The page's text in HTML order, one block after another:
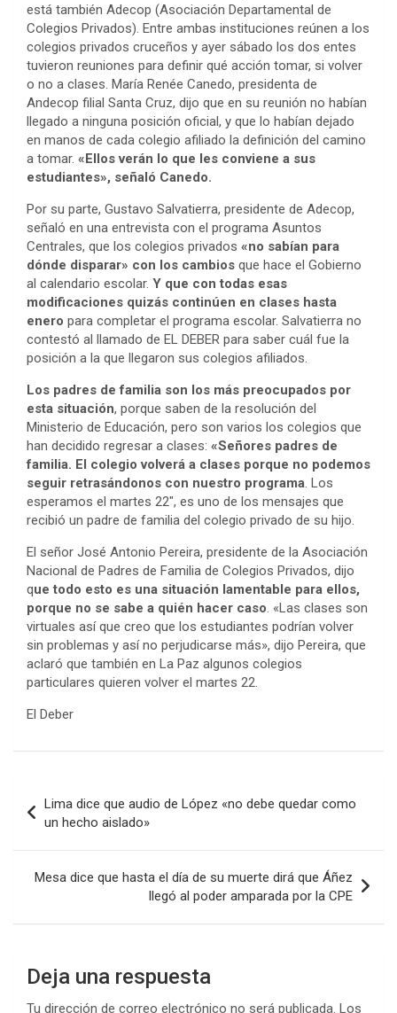
está también Adecop (Asociación Departamental de
Colegios Privados). Entre ambas instituciones reúnen a los
colegios privados cruceños y ayer sábado los dos entes
tuvieron reuniones para definir qué acción tomar, si volver
o no a clases. María Renée Canedo, presidenta de
Andecop filial Santa Cruz, dijo que en su reunión no habían
llegado a ninguna posición oficial, y que lo habían dejado
en manos de cada colegio afiliado la definición del camino
a tomar. «Ellos verán lo que les conviene a sus
estudiantes», señaló Canedo.
Por su parte, Gustavo Salvatierra, presidente de Adecop,
señaló en una entrevista con el programa Asuntos
Centrales, que los colegios privados «no sabían para
dónde disparar» con los cambios que hace el Gobierno
al calendario escolar. Y que con todas esas
modificaciones quizás continúen en clases hasta
enero para completar el programa escolar. Salvatierra no
contestó al llamado de EL DEBER para saber cuál fue la
posición a la que llegaron sus colegios afiliados.
Los padres de familia son los más preocupados por
esta situación, porque saben de la resolución del
Ministerio de Educación, pero son varios los colegios que
han decidido regresar a clases: «Señores padres de
familia. El colegio volverá a clases porque no podemos
seguir retrasándonos con nuestro programa. Los
esperamos el martes 22″, es uno de los mensajes que
recibió un padre de familia del colegio privado de su hijo.
El señor José Antonio Pereira, presidente de la Asociación
Nacional de Padres de Familia de Colegios Privados, dijo
que todo esto es una situación lamentable para ellos,
porque no se sabe a quién hacer caso. «Las clases son
virtuales así que creo que los estudiantes podrían volver
sin problemas y así no perjudicarse más», dijo Pereira, que
aclaró que también en La Paz algunos colegios
particulares quieren volver el martes 22.
El Deber
de
entradas
Lima dice que audio de López «no debe quedar como
un hecho aislado»
Mesa dice que hasta el día de su muerte dirá que Áñez
llegó al poder amparada por la CPE
Deja una respuesta
Tu dirección de correo electrónico no será publicada. Los